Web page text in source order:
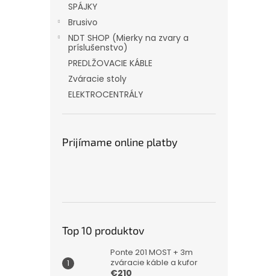
SPÁJKY
Brusivo
NDT SHOP (Mierky na zvary a
príslušenstvo)
PREDLŽOVACIE KÁBLE
Zváracie stoly
ELEKTROCENTRÁLY
Prijímame online platby
Top 10 produktov
Ponte 201 MOST + 3m
zváracie káble a kufor
€210